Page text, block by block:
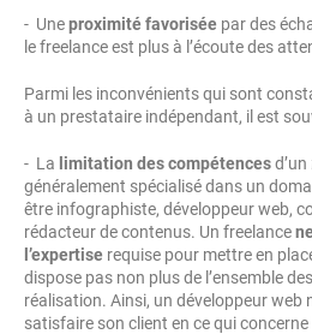
- Uneproximité favorisée par des
le freelance est plus à l’écoute des
Parmi les inconvénients qui sont
à un prestataire indépendant, il est
- La limitation des compétencesd’un
généralement spécialisé dans un
être infographiste, développeur web,
rédacteur de contenus. Un freelance
l’expertise requise pour mettre en
dispose pas non plus de l’ensemble
réalisation. Ainsi, un développeur web
satisfaire son client en ce qui